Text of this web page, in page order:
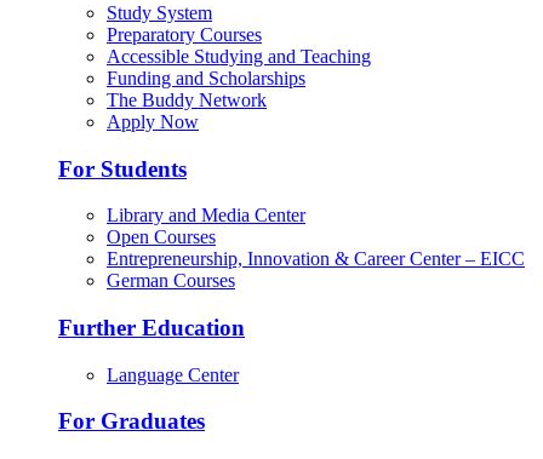
Study System
Preparatory Courses
Accessible Studying and Teaching
Funding and Scholarships
The Buddy Network
Apply Now
For Students
Library and Media Center
Open Courses
Entrepreneurship, Innovation & Career Center – EICC
German Courses
Further Education
Language Center
For Graduates